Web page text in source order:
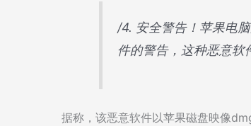
/4. 安全警告！苹果电
件的警告，这种恶意软
据称，该恶意软件以苹果磁盘映像